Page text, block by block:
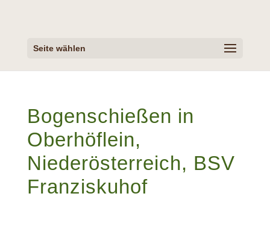
Seite wählen
Bogenschießen in
Oberhöflein,
Niederösterreich, BSV
Franziskuhof